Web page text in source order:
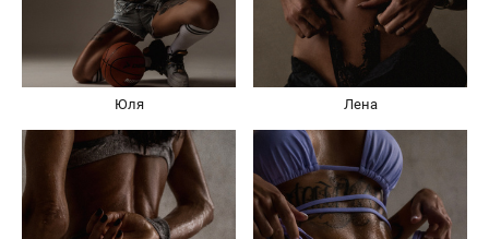
Юля Лена